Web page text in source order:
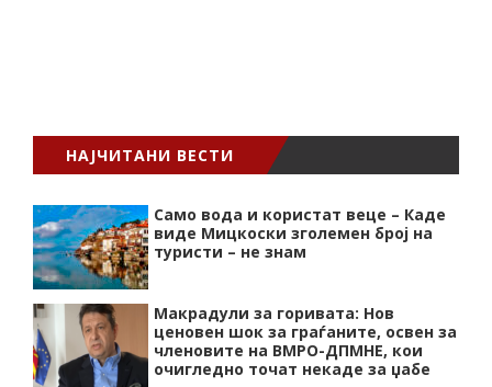
НАЈЧИТАНИ ВЕСТИ
Само вода и користат веце – Каде
виде Мицкоски зголемен број на
туристи – не знам
Макрадули за горивата: Нов
ценовен шок за граѓаните, освен за
членовите на ВМРО-ДПМНЕ, кои
очигледно точат некаде за џабе